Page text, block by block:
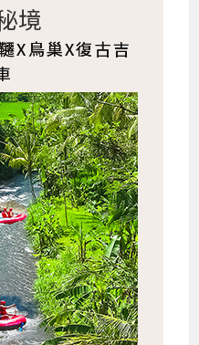
境
X鳥巢X復古吉